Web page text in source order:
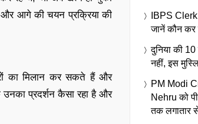
और आगे की चयन प्रक्रिया की
का मिलान कर सकते हैं और
प्रदर्शन कैसा रहा है और
IBPS
जानें कौन कर
दुनिया की
नहीं, इस
PM Modi
Nehru को
तक लगातार